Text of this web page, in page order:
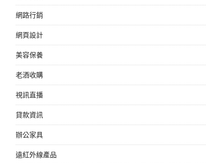
網路行銷
網頁設計
美容保養
老酒收購
視訊直播
貸款資訊
辦公家具
遠紅外線產品